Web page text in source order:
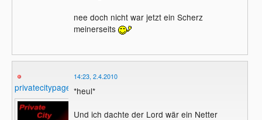
nee doch nicht war jetzt ein Scherz
meinerseits
privatecitypage
14:23, 2.4.2010
*heul*
Und ich dachte der Lord wär ein Netter